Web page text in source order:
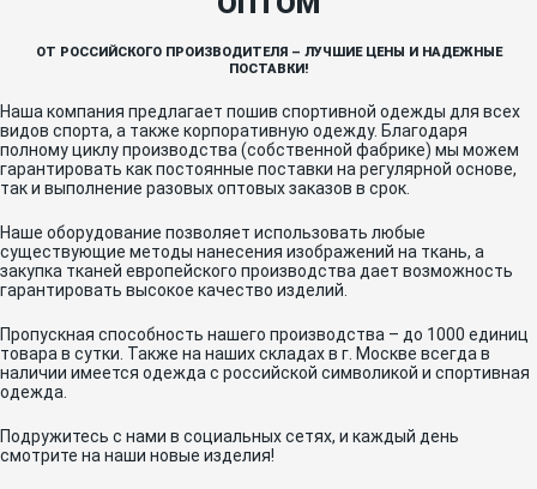
ОТ РОССИЙСКОГО ПРОИЗВОДИТЕЛЯ – ЛУЧШИЕ ЦЕНЫ И НАДЕЖНЫЕ
ПОСТАВКИ!
Наша компания предлагает пошив спортивной одежды для всех
видов спорта, а также корпоративную одежду. Благодаря
полному циклу производства (собственной фабрике) мы можем
гарантировать как постоянные поставки на регулярной основе,
так и выполнение разовых оптовых заказов в срок.
Наше оборудование позволяет использовать любые
существующие методы нанесения изображений на ткань, а
закупка тканей европейского производства дает возможность
гарантировать высокое качество изделий.
Пропускная способность нашего производства – до 1000 единиц
товара в сутки. Также на наших складах в г. Москве всегда в
наличии имеется одежда с российской символикой и спортивная
одежда.
Подружитесь с нами в социальных сетях, и каждый день
смотрите на наши новые изделия!